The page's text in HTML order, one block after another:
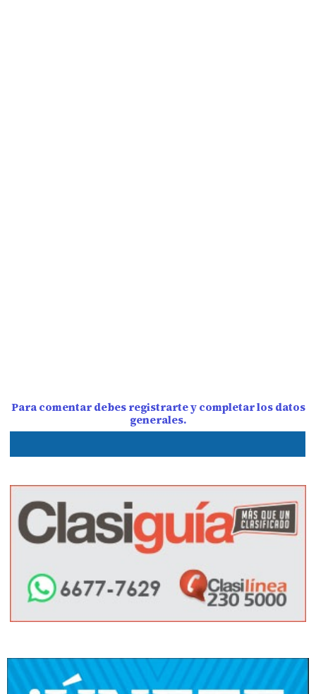
Para comentar debes registrarte y completar los datos
generales.